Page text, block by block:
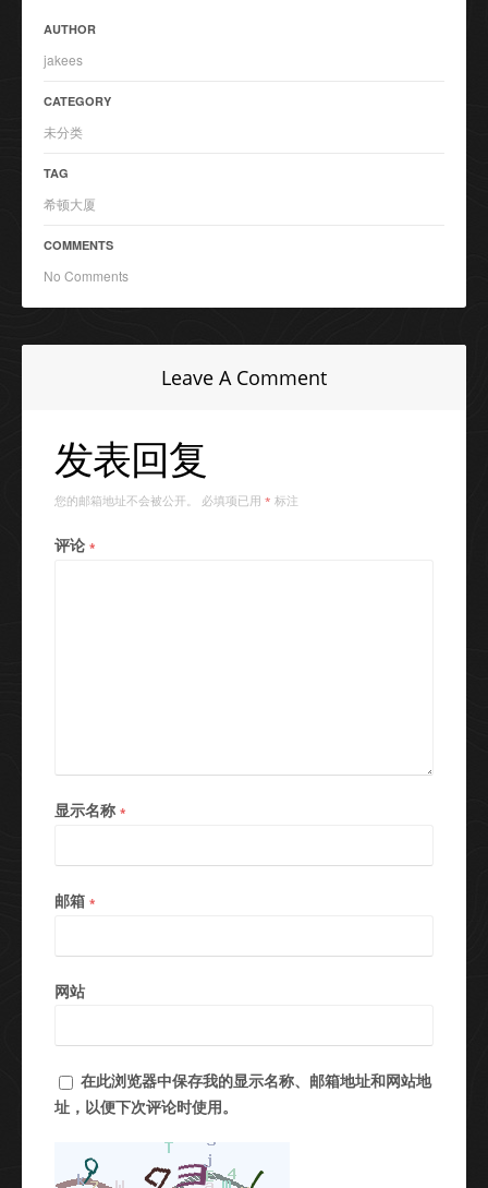
AUTHOR
jakees
CATEGORY
未分类
TAG
希顿大厦
COMMENTS
No Comments
Leave A Comment
发表回复
您的邮箱地址不会被公开。 必填项已用 * 标注
评论 *
显示名称 *
邮箱 *
网站
在此浏览器中保存我的显示名称、邮箱地址和网站地
址，以便下次评论时使用。